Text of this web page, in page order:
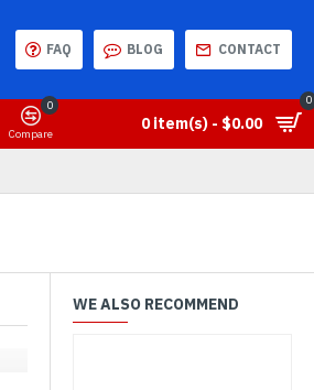
FAQ BLOG CONTACT
Compare
0
0 item(s) - $0.00
0
WE ALSO RECOMMEND